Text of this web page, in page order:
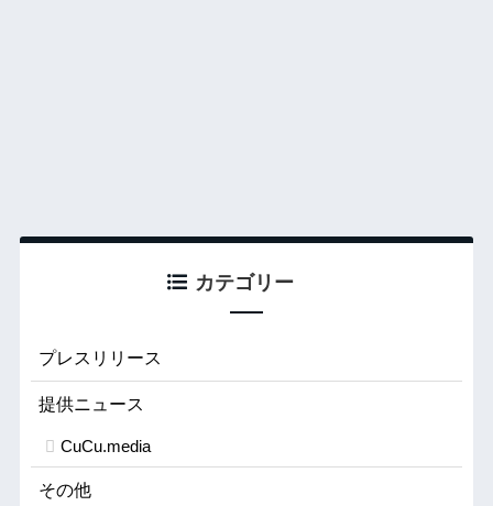
カテゴリー
プレスリリース
提供ニュース
CuCu.media
その他